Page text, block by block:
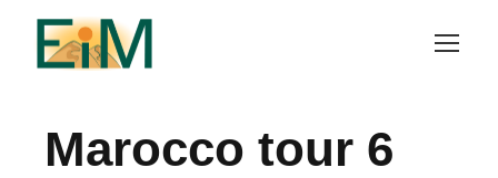
Marocco tour 6